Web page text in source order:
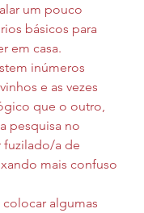
um pouco
básicos para
em casa.
inúmeros
e as vezes
que o outro,
pesquisa no
fuzilado/a de
mais confuso
colocar algumas